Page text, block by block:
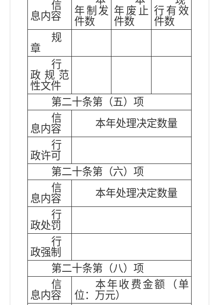
信
息内容
年制发
件数
年废止
件数
行有效
件数
规
章
行
政规范
性文件
第二十条第（五）项
信
息内容
本年处理决定数量
行
政许可
第二十条第（六）项
信
息内容
本年处理决定数量
行
政处罚
行
政强制
第二十条第（八）项
信
息内容
本年收费金额（单
位：万元）